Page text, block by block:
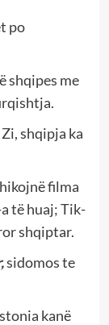
po
shqipes me
shqipja ka
filma
të huaj; Tik-
shqiptar.
,sidomos te
kanë